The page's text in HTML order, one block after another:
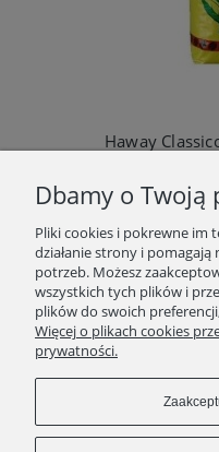
Haway
SKLEP
ZAKUPY
INFORMACJE
Dbamy o Twoją
Pliki cookies i pokrewne im
działanie strony i
potrzeb. Możesz
wszystkich tych plików i
plików do swoich
Więcej o plikach cookies
prywatności.